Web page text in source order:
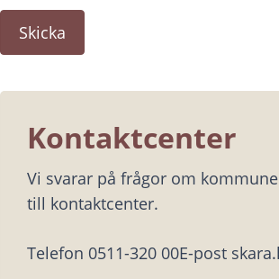
Kontaktcenter
Vi svarar på frågor om
till kontaktcenter.
Telefon 0511-320 00E-post